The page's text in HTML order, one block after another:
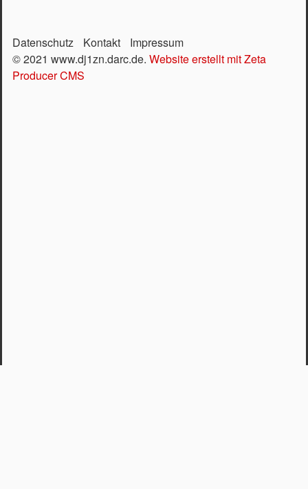
Datenschutz Kontakt
Impressum
© 2021 www.dj1zn.darc.de. Website erstellt mit Zeta
Producer CMS